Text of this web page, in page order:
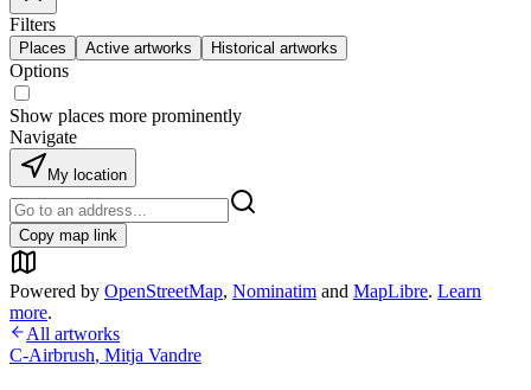
Filters
Places Active artworks Historical artworks
Options
Show places more prominently
Navigate
My location
Copy map link
Powered by OpenStreetMap, Nominatim and MapLibre. Learn
more.
All artworks
C-Airbrush, Mitja Vandre